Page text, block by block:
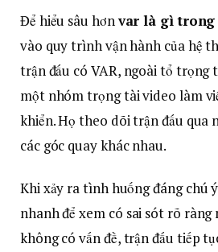
Để hiểu sâu hơnvar là gì trong
vào quy trình vận hành của hệ
trận đấu có VAR, ngoài tổ trọng
một nhóm trọng tài video làm
khiển. Họ theo dõi trận đấu qua
các góc quay khác nhau.
Khi xảy ra tình huống đáng chú
nhanh để xem có sai sót rõ ràng
không có vấn đề, trận đấu tiếp